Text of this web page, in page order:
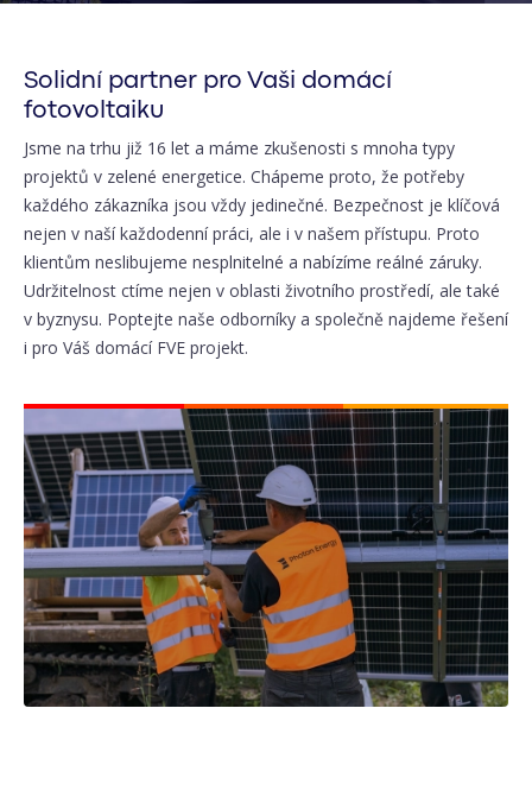
Solidní partner pro Vaši domácí
fotovoltaiku
Jsme na trhu již 16 let a máme zkušenosti s mnoha typy
projektů v zelené energetice. Chápeme proto, že potřeby
každého zákazníka jsou vždy jedinečné. Bezpečnost je klíčová
nejen v naší každodenní práci, ale i v našem přístupu. Proto
klientům neslibujeme nesplnitelné a nabízíme reálné záruky.
Udržitelnost ctíme nejen v oblasti životního prostředí, ale také
v byznysu. Poptejte naše odborníky a společně najdeme řešení
i pro Váš domácí FVE projekt.